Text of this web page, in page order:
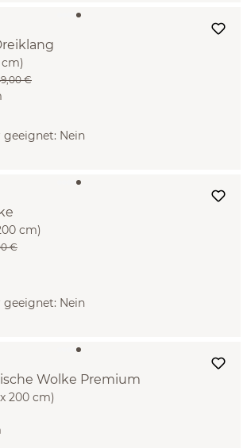
€
geeignet: Nein
cm)
€
geeignet: Nein
Wolke Premium
200 cm)